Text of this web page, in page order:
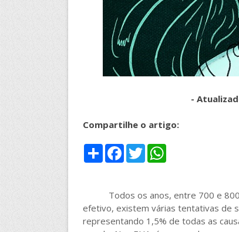
-
Compartilhe o artigo:
S
h
F
a
o
o
k
T
w
e
r
W
h
A
p
p
Todos os anos, entre 700 e 800
efetivo, existem várias tentativas de
representando 1,5% de todas as